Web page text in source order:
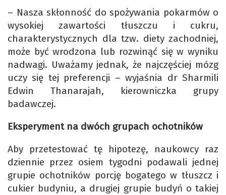
– Nasza skłonność do spożywania pokarmów o
wysokiej zawartości tłuszczu i cukru,
charakterystycznych dla tzw. diety zachodniej,
może być wrodzona lub rozwinąć się w wyniku
nadwagi. Uważamy jednak, że najczęściej mózg
uczy się tej preferencji – wyjaśnia dr Sharmili
Edwin Thanarajah, kierowniczka grupy
badawczej.
Eksperyment na dwóch grupach ochotników
Aby przetestować tę hipotezę, naukowcy raz
dziennie przez osiem tygodni podawali jednej
grupie ochotników porcję bogatego w tłuszcz i
cukier budyniu, a drugiej grupie budyń o takiej